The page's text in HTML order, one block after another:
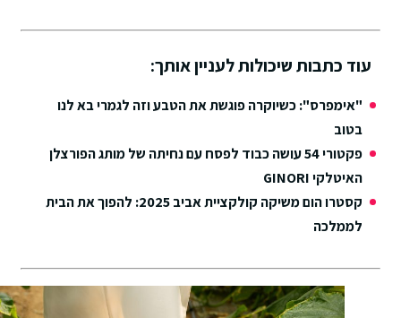
עוד כתבות שיכולות לעניין אותך:
"אימפרס": כשיוקרה פוגשת את הטבע וזה לגמרי בא לנו
בטוב
פקטורי 54 עושה כבוד לפסח עם נחיתה של מותג הפורצלן
האיטלקי GINORI
קסטרו הום משיקה קולקציית אביב 2025: להפוך את הבית
לממלכה